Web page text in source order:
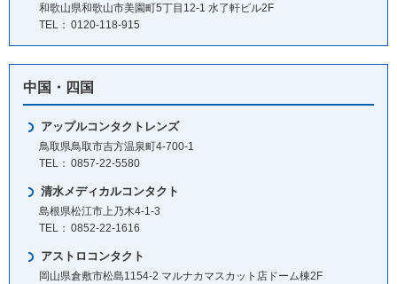
和歌山県和歌山市美園町5丁目12-1 水了軒ビル2F
0120-118-915
中国・四国
アップルコンタクトレンズ
鳥取県鳥取市吉方温泉町4-700-1
0857-22-5580
清水メディカルコンタクト
島根県松江市上乃木4-1-3
0852-22-1616
アストロコンタクト
岡山県倉敷市松島1154-2 マルナカマスカット店ドーム棟2F